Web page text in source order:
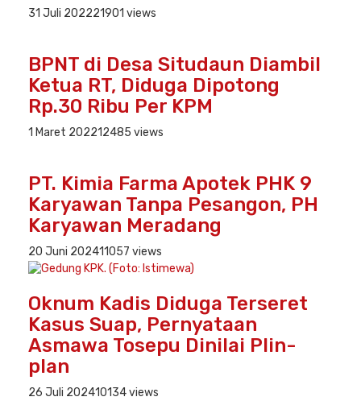
31 Juli 202221901 views
BPNT di Desa Situdaun Diambil
Ketua RT, Diduga Dipotong
Rp.30 Ribu Per KPM
1 Maret 202212485 views
PT. Kimia Farma Apotek PHK 9
Karyawan Tanpa Pesangon, PH
Karyawan Meradang
20 Juni 202411057 views
Oknum Kadis Diduga Terseret
Kasus Suap, Pernyataan
Asmawa Tosepu Dinilai Plin-
plan
26 Juli 202410134 views